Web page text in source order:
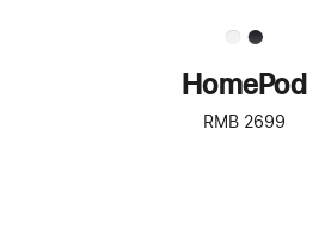
HomePod
RMB 2699